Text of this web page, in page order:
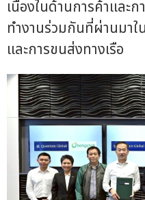
เนื่องในด้านการค้าและ
ทำงานร่วมกันที่ผ่านมา
และการขนส่งทางเรือ